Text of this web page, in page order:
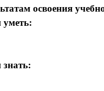
освоения
уметь:
знать: